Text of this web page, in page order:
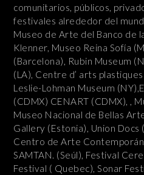
comunitarios, públicos,
festivales alrededor del
Museo de Arte del Banco de
Klenner, Museo Reina Sofía
(Barcelona), Rubin Museum
(LA), Centre d’ arts
Leslie-Lohman Museum
(CDMX) CENART (CDMX), ,
Museo Nacional de Bellas
Gallery (Estonia), Union Docs
Centro de Arte
SAMTAN. (Seúl), Festival
Festival ( Quebec), Sonar